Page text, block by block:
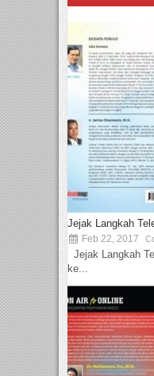
Jejak Langkah
Feb 22, 2017
Jejak Langkah
ke...